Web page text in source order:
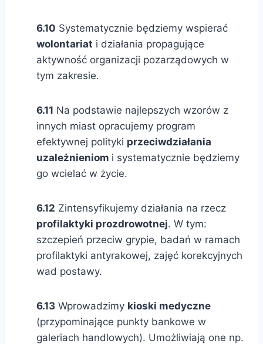
6.10 Systematycznie będziemy wspierać
wolontariat i działania propagujące
aktywność organizacji pozarządowych w
tym zakresie.
6.11 Na podstawie najlepszych wzorów z
innych miast opracujemy program
efektywnej polityki przeciwdziałania
uzależnieniom i systematycznie będziemy
go wcielać w życie.
6.12 Zintensyfikujemy działania na rzecz
profilaktyki prozdrowotnej. W tym:
szczepień przeciw grypie, badań w ramach
profilaktyki antyrakowej, zajęć korekcyjnych
wad postawy.
6.13 Wprowadzimy kioski medyczne
(przypominające punkty bankowe w
galeriach handlowych). Umożliwiają one np.